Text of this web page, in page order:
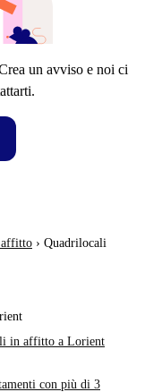
un avviso e noi ci
affitto › Quadrilocali
in affitto a Lorient
con più di 3